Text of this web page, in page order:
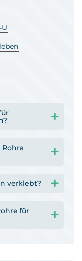
Rohre
verklebt?
für